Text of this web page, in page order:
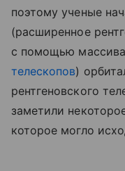
поэтому ученые
(расширенное
с помощью
телескопов)
рентгеновского
заметили
которое могло